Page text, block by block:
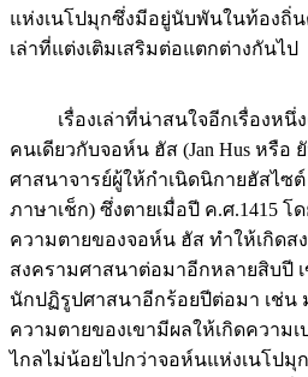
แห่งเนโปมุกซึ่งมีอยู่นับพันในท้องถิ่น
เล่าที่แต่งเติมเสริมต่อแตกต่างกันไป
เรื่องเล่าที่น่าสนใจอีกเรื่องหนึ่ง
คนเดียวกับจอห์น ฮัส (Jan Hus หรือ
ศาสนาจารย์ผู้ให้กำเนิดนิกายฮัสไซต์
ภาษาเช็ก) ซึ่งตายเมื่อปี ค.ศ.1415 โ
ความตายของจอห์น ฮัส ทำให้เกิดส
สงครามศาสนาต่อมาอีกหลายสิบปี
นักปฏิรูปศาสนาอีกร้อยปีต่อมา เช่น
ความตายของเขามีผลให้เกิดความ
ไกลไม่น้อยไปกว่าจอห์นแห่งเนโปมุก